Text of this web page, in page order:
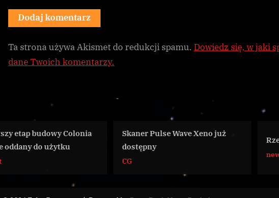
Ta strona używa Akismet do redukcji spamu. Dowiedz się, w jaki
dane Twoich komentarzy.
Skaner Pulse Wave Xeno już
dostępny
Rzemyk uratowany!